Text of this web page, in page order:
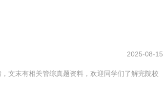
2025-08-15
文末有相关管综真题资料，欢迎同学们了解完院校